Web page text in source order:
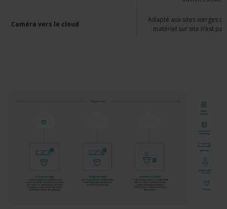
Caméra vers le cloud
Adapté aux sites vierges
matériel sur site n’est